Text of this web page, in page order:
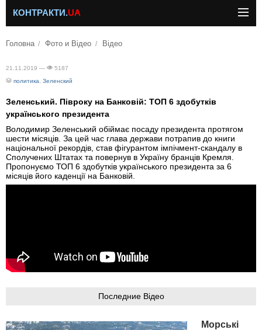
КОНТРАКТИ.UA
Головна Фото и Відео Відео
21.11.2019 —
5187
политика
Зеленский
Зеленський. Півроку на Банковій: ТОП 6 здобутків
українського президента
Володимир Зеленський обіймає посаду президента протягом
шести місяців. За цей час глава держави потрапив до книги
національної рекордів, став фігурантом імпічмент-скандалу в
Сполучених Штатах та повернув в Україну бранців Кремля.
Пропонуємо ТОП 6 здобутків українського президента за 6
місяців його каденції на Банковій.
Последние Відео
Морські